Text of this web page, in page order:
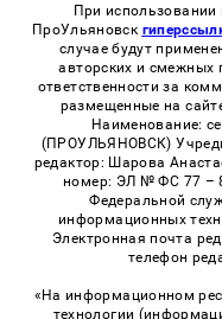
При использовании
ПроУльяновск
случае будут
авторских и смежных
ответственности за
размещенные на
Наименование:
(ПРОУЛЬЯНОВСК)
редактор: Шарова
номер: ЭЛ № ФС 77 –
Федеральной
информационных
Электронная почта
телефон
«На информационном
технологии